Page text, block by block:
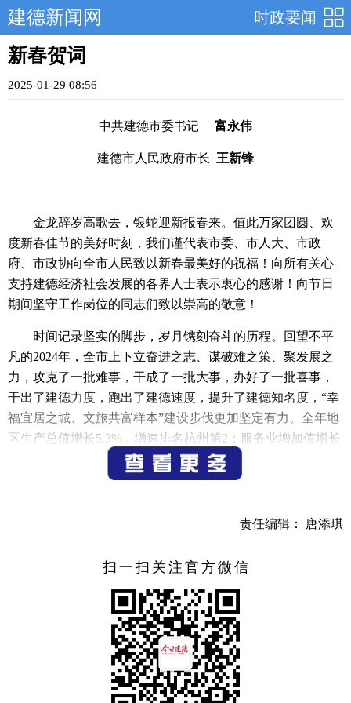
时政要闻
建德新闻网
新春贺词
2025-01-29 08:56
中共建德市委书记 富永伟
建德市人民政府市长 王新锋
金龙辞岁高歌去，银蛇迎新报春来。值此万家团圆、欢
度新春佳节的美好时刻，我们谨代表市委、市人大、市政
府、市政协向全市人民致以新春最美好的祝福！向所有关心
支持建德经济社会发展的各界人士表示衷心的感谢！向节日
期间坚守工作岗位的同志们致以崇高的敬意！
时间记录坚实的脚步，岁月镌刻奋斗的历程。回望不平
凡的2024年，全市上下立奋进之志、谋破难之策、聚发展之
力，攻克了一批难事，干成了一批大事，办好了一批喜事，
干出了建德力度，跑出了建德速度，提升了建德知名度，“幸
福宜居之城、文旅共富样本”建设步伐更加坚定有力。全年地
区生产总值增长5.3%，增速排名杭州第2；服务业增加值增长
6.9%，增速排名杭州第1；居民人均可支配收入53440元，增
长5.0%，增速排名杭州第1。
拼出了加速度。以打造“幸福宜居之城、文旅共富样本”推进
成势，未来产业聚能起势。战略性新兴产业增加值增长
6.3%，省尖兵项目实现“零”的突破，3家企业产品被认定为浙
江省首台（套），高性能阻燃剂获评浙江省新材料首批次，4
个项目列入省级绿色化、数字化生产制造转型示范项目。签
约亿元以上项目31个，50亿元重大制造业项目农夫六期签约
落地。建德抽水蓄能电站完成年度投资6.67亿元。13个重大工
业项目竣工投产，8个重大工业项目当年签约当年开工。全年
责任编辑： 唐添琪
扫一扫关注官方微信